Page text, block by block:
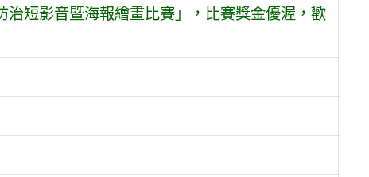
短影音暨海報繪畫比賽」，比賽獎金優渥，歡